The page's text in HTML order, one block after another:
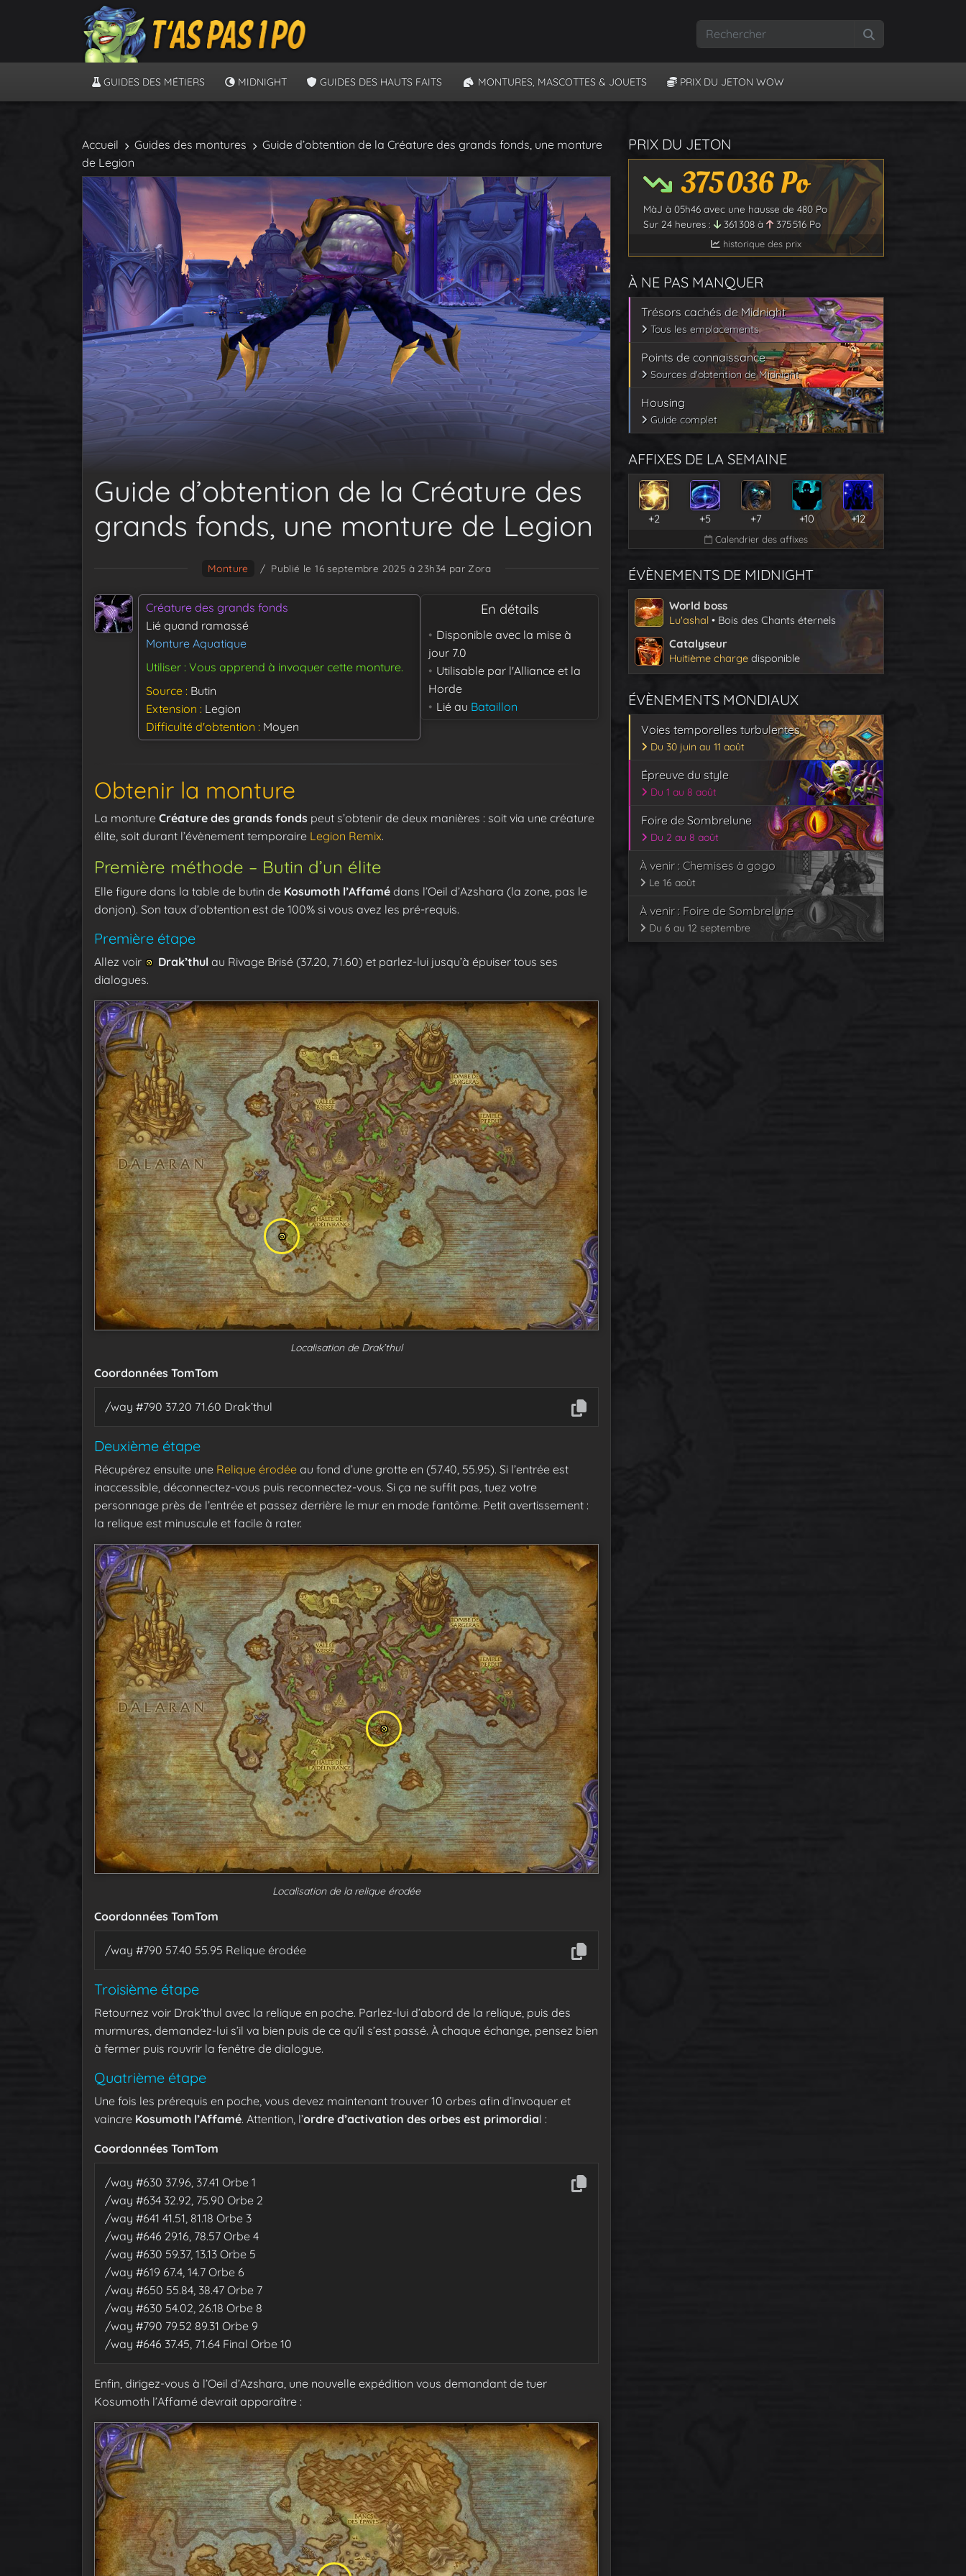
GUIDES DES MÉTIERS MIDNIGHT GUIDES DES HAUTS FAITS MONTURES, MASCOTTES & JOUETS PRIX DU JETON WOW
Accueil Guides des montures
Guide d’obtention de la Créature des grands fonds, une monture
de Legion
Guide d’obtention de la Créature des
grands fonds, une monture de Legion
Monture / Publié le 16 septembre 2025 à 23h34 par Zora
Créature des grands fonds
Lié quand ramassé
Monture Aquatique
Utiliser : Vous apprend à invoquer cette monture.
Source Butin
Extension
Legion
Difficulté d'obtention
Moyen
En détails
Disponible avec la mise à
jour 7.0
Utilisable par l'Alliance et la
Horde
Lié au Bataillon
Obtenir la monture
La monture Créature des grands fonds peut s’obtenir de deux manières : soit via une créature
élite, soit durant l’évènement temporaire Legion Remix.
Première méthode – Butin d’un élite
Elle figure dans la table de butin de Kosumoth l’Affamé dans l’Oeil d’Azshara (la zone, pas le
donjon). Son taux d’obtention est de 100% si vous avez les pré-requis.
Première étape
Allez voir Drak’thul au Rivage Brisé (37.20, 71.60) et parlez-lui jusqu’à épuiser tous ses
dialogues.
Localisation de Drak’thul
Coordonnées TomTom
/way #790 37.20 71.60 Drak’thul
Deuxième étape
Récupérez ensuite une Relique érodée au fond d’une grotte en (57.40, 55.95). Si l’entrée est
inaccessible, déconnectez-vous puis reconnectez-vous. Si ça ne suffit pas, tuez votre
personnage près de l’entrée et passez derrière le mur en mode fantôme. Petit avertissement :
la relique est minuscule et facile à rater.
Localisation de la relique érodée
Coordonnées TomTom
/way #790 57.40 55.95 Relique érodée
Troisième étape
Retournez voir Drak’thul avec la relique en poche. Parlez-lui d’abord de la relique, puis des
murmures, demandez-lui s’il va bien puis de ce qu’il s’est passé. À chaque échange, pensez bien
à fermer puis rouvrir la fenêtre de dialogue.
Quatrième étape
Une fois les prérequis en poche, vous devez maintenant trouver 10 orbes afin d’invoquer et
vaincre Kosumoth l’Affamé. Attention, l’ordre d’activation des orbes est primordial :
Coordonnées TomTom
/way #630 37.96, 37.41 Orbe 1
/way #634 32.92, 75.90 Orbe 2
/way #641 41.51, 81.18 Orbe 3
/way #646 29.16, 78.57 Orbe 4
/way #630 59.37, 13.13 Orbe 5
/way #619 67.4, 14.7 Orbe 6
/way #650 55.84, 38.47 Orbe 7
/way #630 54.02, 26.18 Orbe 8
/way #790 79.52 89.31 Orbe 9
/way #646 37.45, 71.64 Final Orbe 10
Enfin, dirigez-vous à l’Oeil d’Azshara, une nouvelle expédition vous demandant de tuer
Kosumoth l’Affamé devrait apparaître :
PRIX DU JETON
375 036Po
MàJ à 05h46 avec une hausse de 480 Po
Sur 24 heures :
361 308 à 375 516 Po
historique des prix
À NE PAS MANQUER
Trésors cachés de Midnight
Tous les emplacements
Points de connaissance
Sources d'obtention de Midnight
Housing
Guide complet
AFFIXES DE LA SEMAINE
+2 +5 +7 +10 +12
Calendrier des affixes
ÉVÈNEMENTS DE MIDNIGHT
World boss
Lu'ashal • Bois des Chants éternels
Catalyseur
Huitième charge disponible
ÉVÈNEMENTS MONDIAUX
Voies temporelles turbulentes
Du 30 juin au 11 août
Épreuve du style
Du 1 au 8 août
Foire de Sombrelune
Du 2 au 8 août
À venir : Chemises à gogo
Le 16 août
À venir : Foire de Sombrelune
Du 6 au 12 septembre